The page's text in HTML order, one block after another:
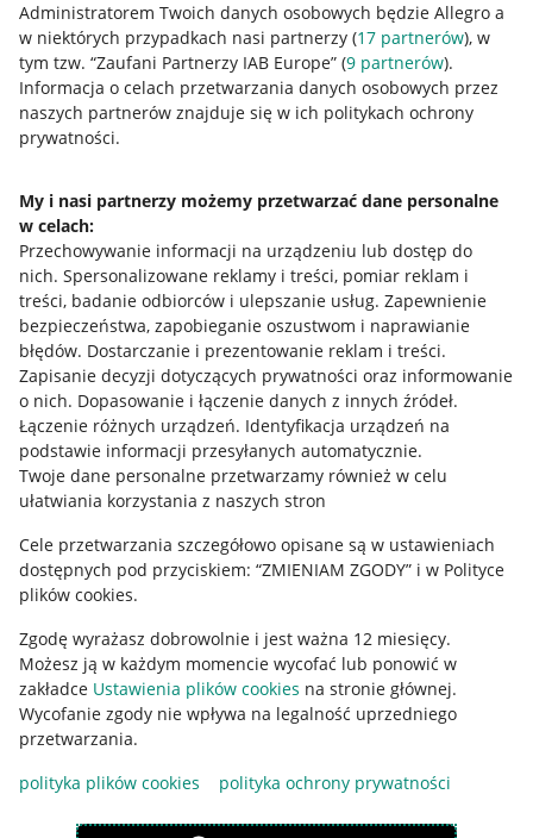
Administratorem Twoich danych osobowych będzie Allegro a
w niektórych przypadkach nasi partnerzy (17 partnerów), w
tym tzw. “Zaufani Partnerzy IAB Europe” (9 partnerów).
Informacja o celach przetwarzania danych osobowych przez
naszych partnerów znajduje się w ich politykach ochrony
prywatności.
My i nasi partnerzy możemy przetwarzać dane personalne
w celach:
Przechowywanie informacji na urządzeniu lub dostęp do
nich. Spersonalizowane reklamy i treści, pomiar reklam i
treści, badanie odbiorców i ulepszanie usług. Zapewnienie
bezpieczeństwa, zapobieganie oszustwom i naprawianie
błędów. Dostarczanie i prezentowanie reklam i treści.
Zapisanie decyzji dotyczących prywatności oraz informowanie
o nich. Dopasowanie i łączenie danych z innych źródeł.
Łączenie różnych urządzeń. Identyfikacja urządzeń na
podstawie informacji przesyłanych automatycznie.
Twoje dane personalne przetwarzamy również w celu
ułatwiania korzystania z naszych stron
Cele przetwarzania szczegółowo opisane są w ustawieniach
dostępnych pod przyciskiem: “ZMIENIAM ZGODY” i w Polityce
plików cookies.
Zgodę wyrażasz dobrowolnie i jest ważna 12 miesięcy.
Możesz ją w każdym momencie wycofać lub ponowić w
zakładce Ustawienia plików cookies na stronie głównej.
Wycofanie zgody nie wpływa na legalność uprzedniego
przetwarzania.
polityka plików cookies
polityka ochrony prywatności
Przydatne informacje
Jak to działa
Allegro Gadane dla sprzedających
Allegro Gadane dla kupujących
Mapa miejscowości
Informacje prawne
Regulamin
Polityka plików "cookies"
Ustawienia plików "cookies"
Udostępnianie lokalizacji
Informacje dla Aktu o Usługach Cyfrowych
Pobierz aplikację